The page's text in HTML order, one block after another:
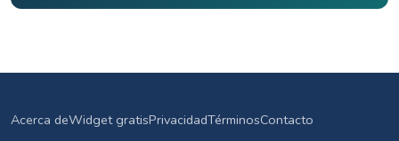
Acerca deWidget gratisPrivacidadTérminosContacto